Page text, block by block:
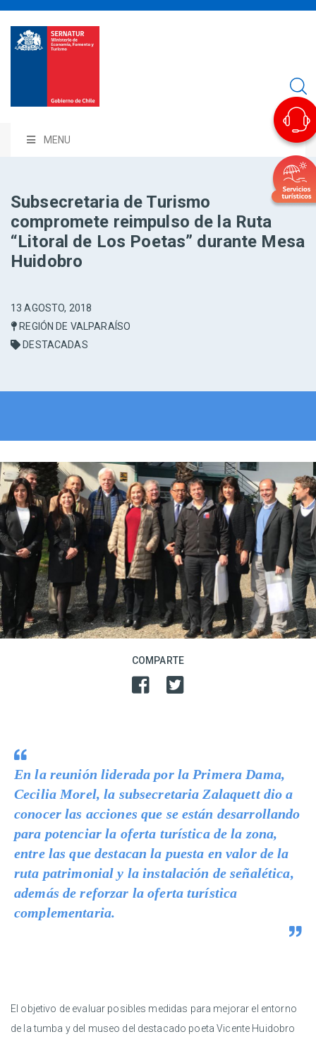
MENU
Subsecretaria de Turismo
compromete reimpulso de la Ruta
“Litoral de Los Poetas” durante Mesa
Huidobro
13 AGOSTO, 2018
REGIÓN DE VALPARAÍSO
DESTACADAS
COMPARTE
En la reunión liderada por la Primera Dama,
Cecilia Morel, la subsecretaria Zalaquett dio a
conocer las acciones que se están desarrollando
para potenciar la oferta turística de la zona,
entre las que destacan la puesta en valor de la
ruta patrimonial y la instalación de señalética,
además de reforzar la oferta turística
complementaria.
El objetivo de evaluar posibles medidas para mejorar el entorno
de la tumba y del museo del destacado poeta Vicente Huidobro